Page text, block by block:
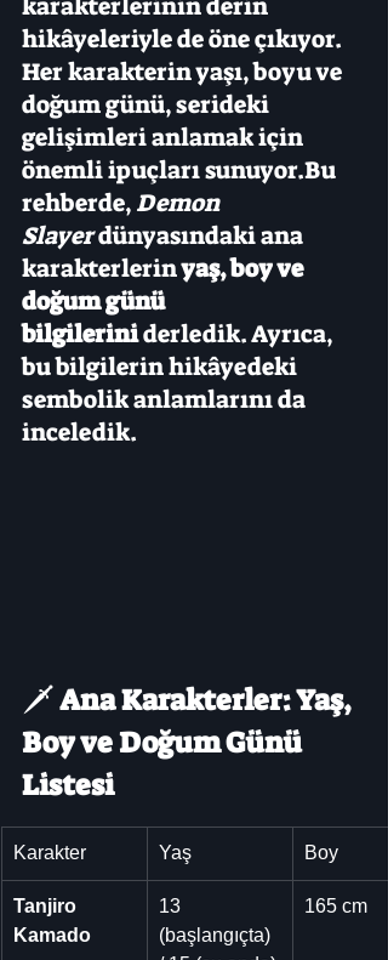
hikâyeleriyle de öne çıkıyor.
Her karakterin yaşı, boyu ve
doğum günü, serideki
gelişimleri anlamak için
önemli ipuçları sunuyor.Bu
rehberde, Demon
Slayer dünyasındaki ana
karakterlerin yaş, boy ve
doğum günü
bilgilerini derledik. Ayrıca,
bu bilgilerin hikâyedeki
sembolik anlamlarını da
inceledik.
🗡️ Ana Karakterler: Yaş,
Boy ve Doğum Günü
Listesi
Karakter Yaş Boy
Tanjiro
Kamado
13
(başlangıçta)
165 cm